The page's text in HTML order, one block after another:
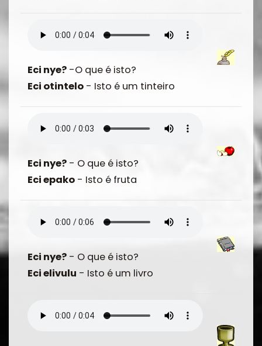
Eci nye? -O que é isto?
Eci otintelo - Isto é um tinteiro
Eci nye? - O que é isto?
Eci epako - Isto é fruta
Eci nye? - O que é isto?
Eci elivulu - Isto é um livro